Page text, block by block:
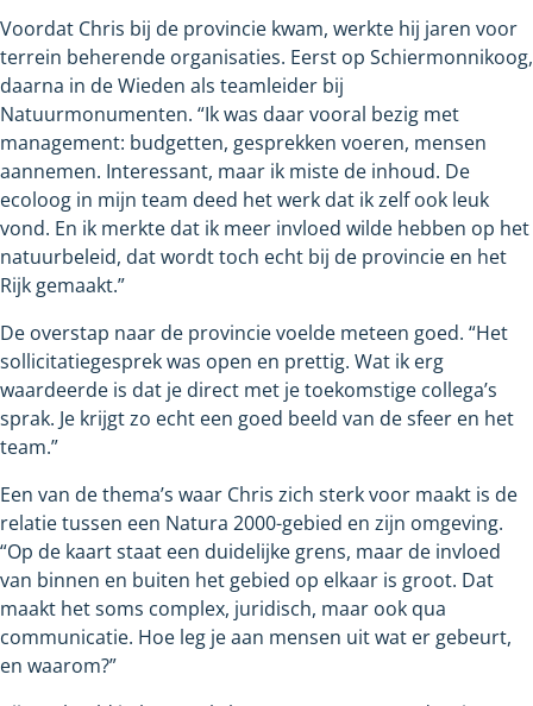
Voordat Chris bij de provincie kwam, werkte hij jaren voor
terrein beherende organisaties. Eerst op Schiermonnikoog,
daarna in de Wieden als teamleider bij
Natuurmonumenten. “Ik was daar vooral bezig met
management: budgetten, gesprekken voeren, mensen
aannemen. Interessant, maar ik miste de inhoud. De
ecoloog in mijn team deed het werk dat ik zelf ook leuk
vond. En ik merkte dat ik meer invloed wilde hebben op het
natuurbeleid, dat wordt toch echt bij de provincie en het
Rijk gemaakt.”
De overstap naar de provincie voelde meteen goed. “Het
sollicitatiegesprek was open en prettig. Wat ik erg
waardeerde is dat je direct met je toekomstige collega’s
sprak. Je krijgt zo echt een goed beeld van de sfeer en het
team.”
Een van de thema’s waar Chris zich sterk voor maakt is de
relatie tussen een Natura 2000-gebied en zijn omgeving.
“Op de kaart staat een duidelijke grens, maar de invloed
van binnen en buiten het gebied op elkaar is groot. Dat
maakt het soms complex, juridisch, maar ook qua
communicatie. Hoe leg je aan mensen uit wat er gebeurt,
en waarom?”